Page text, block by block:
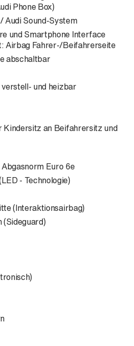
Phone Box)
Audi Sound-System
und Smartphone Interface
Airbag Fahrer-/Beifahrerseite
abschaltbar
und heizbar
Kindersitz an Beifahrersitz und
Euro 6e
- Technologie)
(Interaktionsairbag)